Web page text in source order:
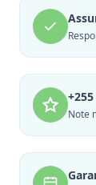
Note